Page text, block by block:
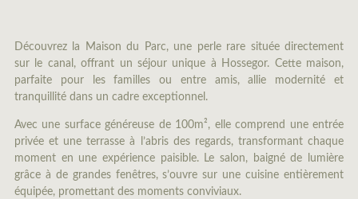
Découvrez la Maison du Parc, une perle rare située directement
sur le canal, offrant un séjour unique à Hossegor. Cette maison,
parfaite pour les familles ou entre amis, allie modernité et
tranquillité dans un cadre exceptionnel.
Avec une surface généreuse de 100m², elle comprend une entrée
privée et une terrasse à l’abris des regards, transformant chaque
moment en une expérience paisible. Le salon, baigné de lumière
grâce à de grandes fenêtres, s’ouvre sur une cuisine entièrement
équipée, promettant des moments conviviaux.